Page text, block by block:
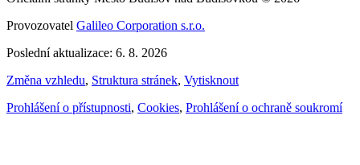
Provozovatel Galileo Corporation s.r.o.
Poslední aktualizace: 6. 8. 2026
Změna vzhledu, Struktura stránek, Vytisknout
Prohlášení o přístupnosti, Cookies, Prohlášení o ochraně soukromí